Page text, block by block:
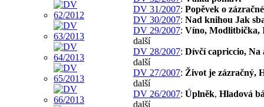
DV 31/2007: Popěvek o
DV 30/2007: Nad knihou Jak
DV 29/2007: Víno, Modlitbička,
další
DV 28/2007: Dívčí capriccio, Na
další
DV 27/2007: Život je zázračný,
další
DV 26/2007: Úplněk, Hladová
další